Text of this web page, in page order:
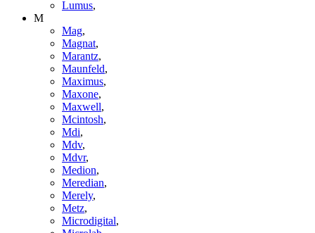
Lumus,
M
Mag,
Magnat,
Marantz,
Maunfeld,
Maximus,
Maxone,
Maxwell,
Mcintosh,
Mdi,
Mdv,
Mdvr,
Medion,
Meredian,
Merely,
Metz,
Microdigital,